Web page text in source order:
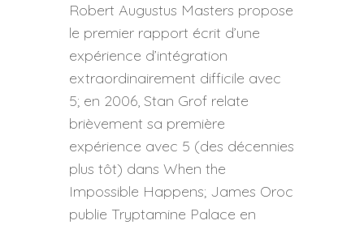
Robert Augustus Masters propose
le premier rapport écrit d’une
expérience d’intégration
extraordinairement difficile avec
5; en 2006, Stan Grof relate
brièvement sa première
expérience avec 5 (des décennies
plus tôt) dans When the
Impossible Happens; James Oroc
publie Tryptamine Palace en